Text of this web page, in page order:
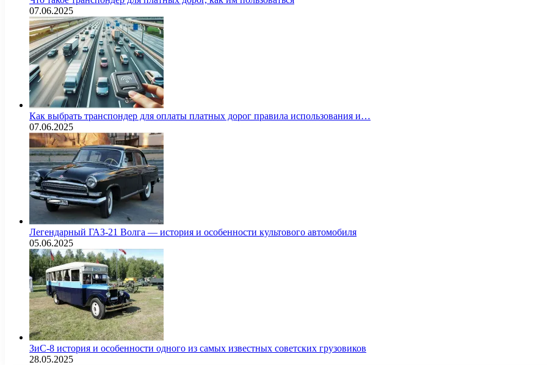
07.06.2025
Как выбрать транспондер для оплаты платных дорог правила использования и…
07.06.2025
Легендарный ГАЗ-21 Волга — история и особенности культового автомобиля
05.06.2025
ЗиС-8 история и особенности одного из самых известных советских грузовиков
28.05.2025